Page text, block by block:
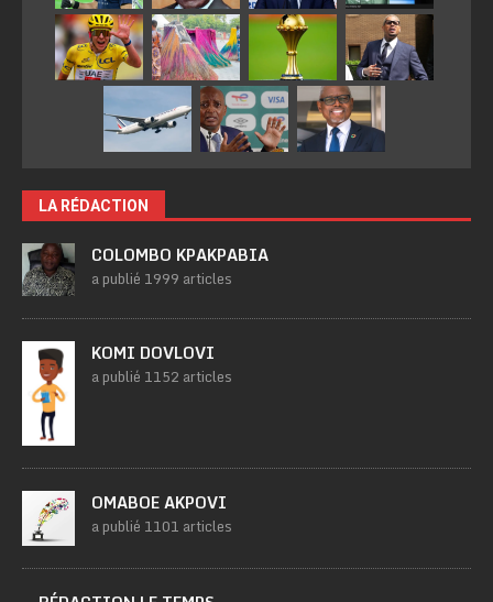
LA RÉDACTION
COLOMBO KPAKPABIA
a publié 1999 articles
KOMI DOVLOVI
a publié 1152 articles
OMABOE AKPOVI
a publié 1101 articles